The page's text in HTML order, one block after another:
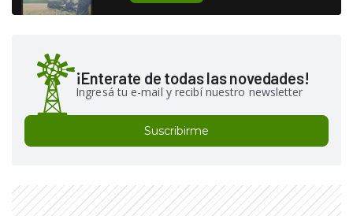
¡Enterate de todas las novedades!
Ingresá tu e-mail y recibí nuestro newsletter
Suscribirme